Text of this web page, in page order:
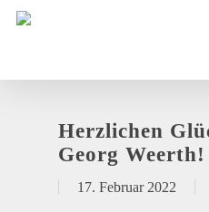
Herzlichen
Georg Weerth!
17. Februar 2022